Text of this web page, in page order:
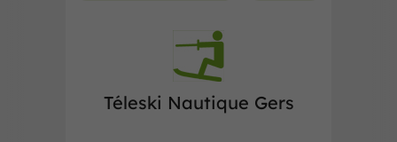
Téleski Nautique Gers